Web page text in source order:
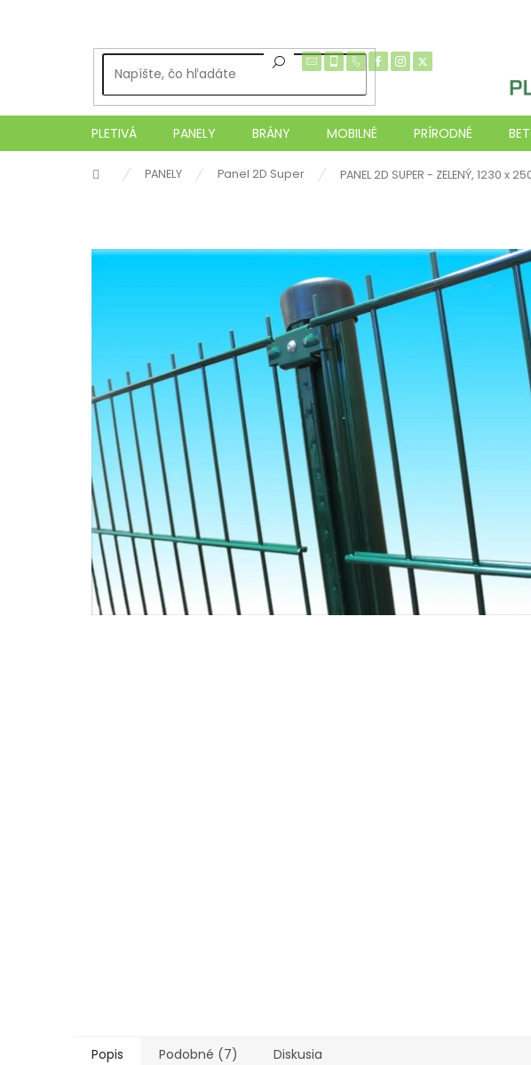
PLETIVÁ PANELY BRÁNY MOBILNÉ PRÍRODNÉ
DomovPANELY Panel 2D Super PANEL 2D SUPER - ZELENÝ, 1230
Popis Podobné (7) Diskusia